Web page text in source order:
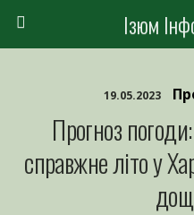
Ізюм
19.05.2023
Прогноз
справжне літо у